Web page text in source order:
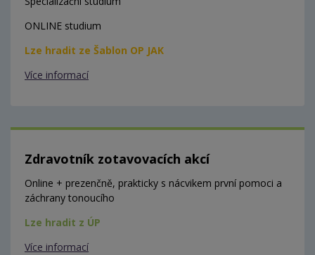
ONLINE studium
Lze hradit ze Šablon OP JAK
Více informací
Zdravotník zotavovacích akcí
Online + prezenčně, prakticky s nácvikem první pomoci a
záchrany tonoucího
Lze hradit z ÚP
Více informací